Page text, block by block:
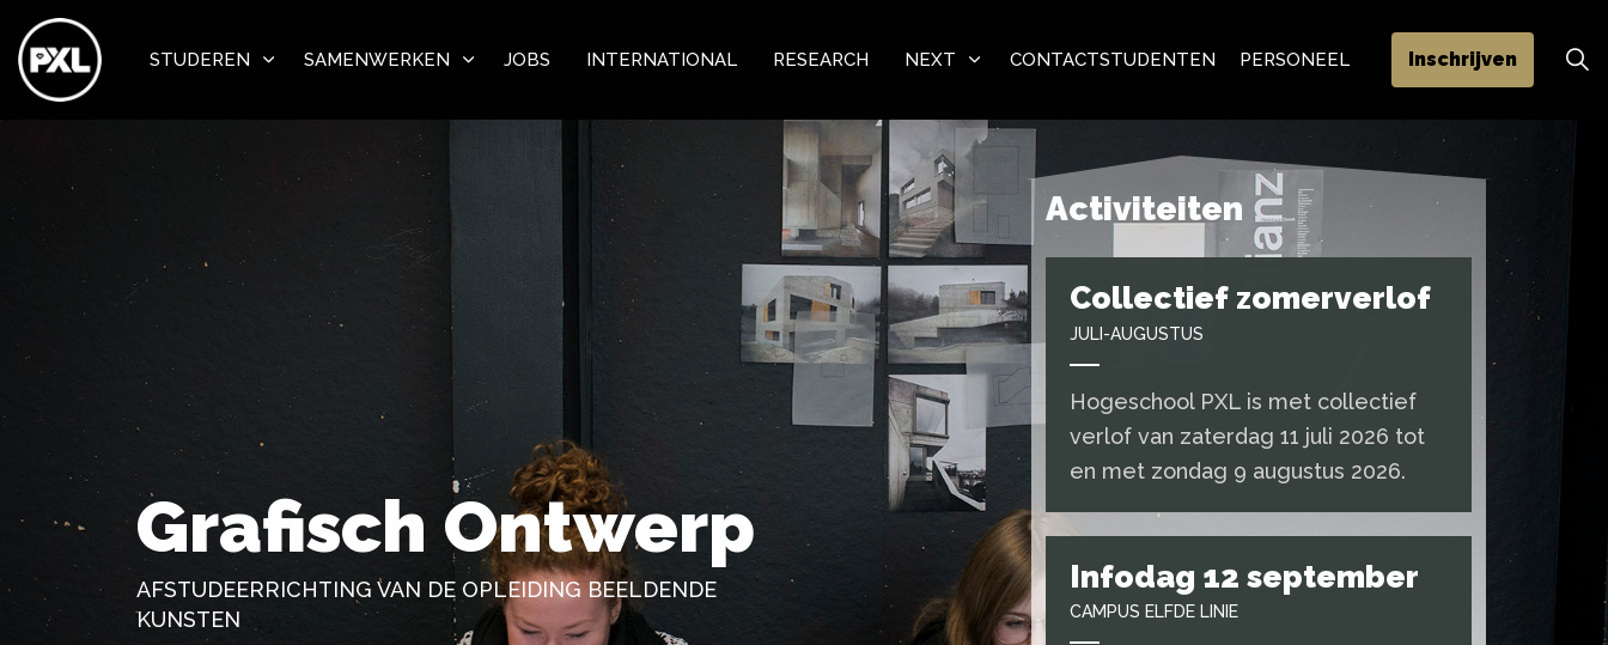
STUDEREN SAMENWERKEN JOBS INTERNATIONAL RESEARCH NEXT CONTACTSTUDENTEN PERSONEEL Inschrijven
Grafisch Ontwerp
AFSTUDEERRICHTING VAN DE OPLEIDING BEELDENDE
KUNSTEN
Activiteiten
Collectief zomerverlof
JULI-AUGUSTUS
Hogeschool PXL is met collectief
verlof van zaterdag 11 juli 2026 tot
en met zondag 9 augustus 2026.
Infodag 12 september
CAMPUS ELFDE LINIE